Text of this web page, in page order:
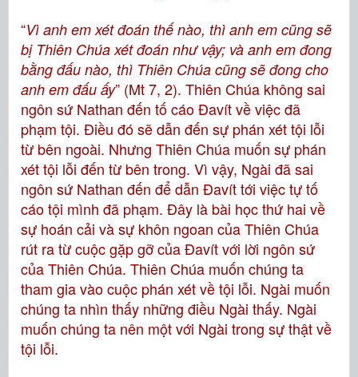
“Vì anh em xét đoán thế nào, thì anh em cũng sẽ
bị Thiên Chúa xét đoán như vậy; và anh em đong
bằng đấu nào, thì Thiên Chúa cũng sẽ đong cho
anh em đấu ấy” (Mt 7, 2). Thiên Chúa không sai
ngôn sứ Nathan đến tố cáo Đavít về việc đã
phạm tội. Điều đó sẽ dẫn đến sự phán xét tội lỗi
từ bên ngoài. Nhưng Thiên Chúa muốn sự phán
xét tội lỗi đến từ bên trong. Vì vậy, Ngài đã sai
ngôn sứ Nathan đến để dẫn Đavít tới việc tự tố
cáo tội mình đã phạm. Đây là bài học thứ hai về
sự hoán cải và sự khôn ngoan của Thiên Chúa
rút ra từ cuộc gặp gỡ của Đavít với lời ngôn sứ
của Thiên Chúa. Thiên Chúa muốn chúng ta
tham gia vào cuộc phán xét về tội lỗi. Ngài muốn
chúng ta nhìn thấy những điều Ngài thấy. Ngài
muốn chúng ta nên một với Ngài trong sự thật về
tội lỗi.